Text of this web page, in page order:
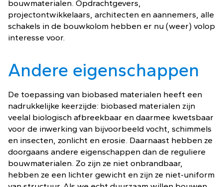
bouwmaterialen. Opdrachtgevers,
projectontwikkelaars, architecten en aannemers, alle
schakels in de bouwkolom hebben er nu (weer) volop
interesse voor.
Andere eigenschappen
De toepassing van biobased materialen heeft een
nadrukkelijke keerzijde: biobased materialen zijn
veelal biologisch afbreekbaar en daarmee kwetsbaar
voor de inwerking van bijvoorbeeld vocht, schimmels
en insecten, zonlicht en erosie. Daarnaast hebben ze
doorgaans andere eigenschappen dan de reguliere
bouwmaterialen. Zo zijn ze niet onbrandbaar,
hebben ze een lichter gewicht en zijn ze niet-uniform